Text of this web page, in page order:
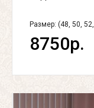
Размер: (48, 50,
8750р.